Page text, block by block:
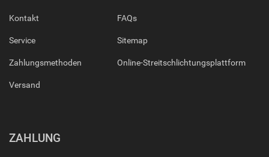
Kontakt
Service
Zahlungsmethoden
Versand
FAQs
Sitemap
Online-Streitschlichtungsplattform
ZAHLUNG